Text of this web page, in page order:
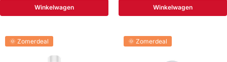
Winkelwagen Winkelwagen
🌞 Zomerdeal 🌞 Zomerdeal